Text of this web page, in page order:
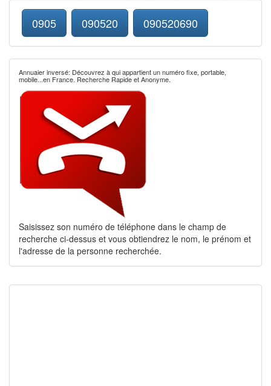
0905 090520 090520690
Annuaier inversé: Découvrez à qui appartient un numéro fixe, portable,
mobile...en France. Recherche Rapide et Anonyme.
Saisissez son numéro de téléphone dans le champ de
recherche ci-dessus et vous obtiendrez le nom, le prénom et
l'adresse de la personne recherchée.